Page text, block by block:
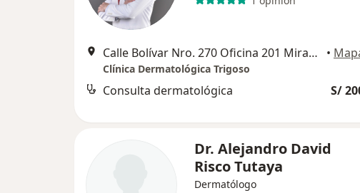
Calle Bolívar Nro. 270 Oficina 201 Miraflores, Lima •
Clínica Dermatológica Trigoso
Consulta dermatológica S/
Dr. Alejandro David
Risco Tutaya
Dermatólogo